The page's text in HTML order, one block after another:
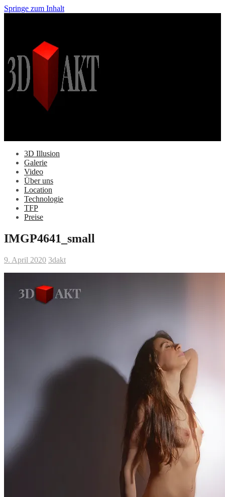
Springe zum Inhalt
3D Illusion
Galerie
Video
Über uns
Location
Technologie
TFP
Preise
IMGP4641_small
9. April 2020 3dakt